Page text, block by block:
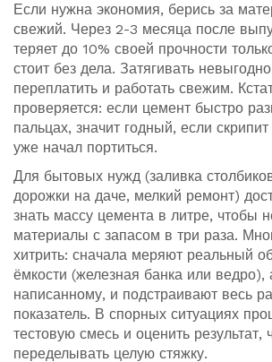
Если нужна экономия, берись за
свежий. Через 2-3 месяца после
теряет до 10% своей прочности
стоит без дела. Затягивать
переплатить и работать свежим.
проверяется: если цемент быстро
пальцах, значит годный, если
уже начал портиться.
Для бытовых нужд (заливка
дорожки на даче, мелкий ремонт)
знать массу цемента в литре, чтобы
материалы с запасом в три раза.
хитрить: сначала меряют реальный
ёмкости (железная банка или ведро),
написанному, и подстраивают весь
показатель. В спорных ситуациях
тестовую смесь и оценить результат,
переделывать целую стяжку.